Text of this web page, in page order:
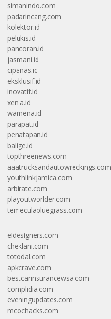
simanindo.com
padarincang.com
kolektor.id
pelukis.id
pancoran.id
jasmani.id
cipanas.id
eksklusif.id
inovatif.id
xenia.id
wamena.id
parapat.id
penatapan.id
balige.id
topthreenews.com
aaatrucksandautowreckings.com
youthlinkjamica.com
arbirate.com
playoutworlder.com
temeculabluegrass.com
eldesigners.com
cheklani.com
totodal.com
apkcrave.com
bestcarinsurancewsa.com
complidia.com
eveningupdates.com
mcochacks.com